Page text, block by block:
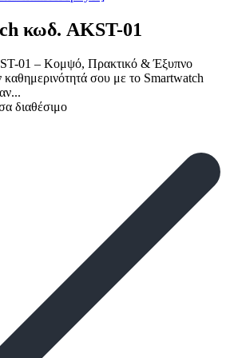
κωδ. AKST-01
01 – Κομψό, Πρακτικό & Έξυπνο
καθημερινότητά σου με το Smartwatch
διαθέσιμο